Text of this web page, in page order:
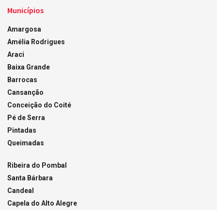
Municípios
Amargosa
Amélia Rodrigues
Araci
Baixa Grande
Barrocas
Cansanção
Conceição do Coité
Pé de Serra
Pintadas
Queimadas
Ribeira do Pombal
Santa Bárbara
Candeal
Capela do Alto Alegre